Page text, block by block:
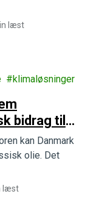
læst
klimaløsninger
bidrag til
kan Danmark
olie. Det
læst